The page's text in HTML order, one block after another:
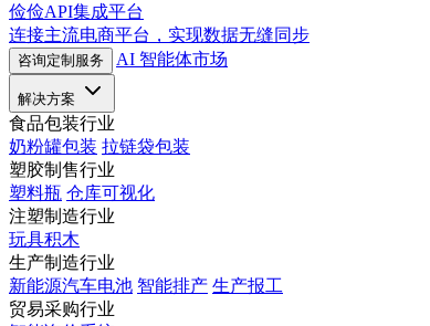
俭俭API集成平台
连接主流电商平台，实现数据无缝同步
咨询定制服务 AI 智能体市场
解决方案
食品包装行业
奶粉罐包装 拉链袋包装
塑胶制售行业
塑料瓶 仓库可视化
注塑制造行业
玩具积木
生产制造行业
新能源汽车电池 智能排产 生产报工
贸易采购行业